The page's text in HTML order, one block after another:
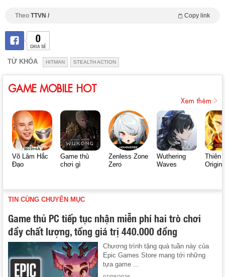
Theo TTVN / Copy link
0
CHIA SẺ
TỪ KHÓA HITMAN STEALTH ACTION
GAME MOBILE HOT
Xem thêm
Võ Lâm Hắc
Đạo
Game thủ
chơi gì
Zenless Zone
Zero
Wuthering
Waves
Thiên
Origin
TIN CÙNG CHUYÊN MỤC
Game thủ PC tiếp tục nhận miễn phí hai trò chơi
đầy chất lượng, tổng giá trị 440.000 đồng
Chương trình tặng quà tuần này của
Epic Games Store mang tới những
tựa game ...